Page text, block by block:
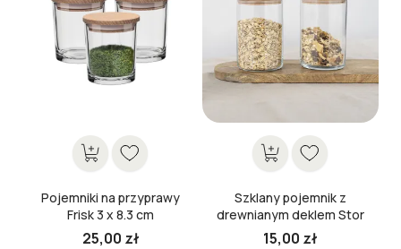
Pojemniki na przyprawy
Frisk 3 x 8.3 cm
25,00 zł
Szklany pojemnik z
drewnianym deklem Stor
15 cm
15,00 zł